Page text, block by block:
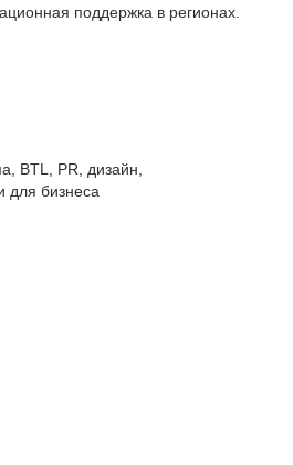
поддержка в регионах.
BTL, PR, дизайн,
для бизнеса